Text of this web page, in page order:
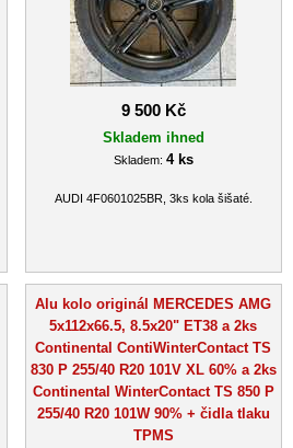
9 500 Kč
Skladem ihned
Skladem: 4 ks
AUDI 4F0601025BR, 3ks kola šišaté.
Alu kolo originál MERCEDES AMG
5x112x66.5, 8.5x20" ET38 a 2ks
Continental ContiWinterContact TS
830 P 255/40 R20 101V XL 60% a 2ks
Continental WinterContact TS 850 P
255/40 R20 101W 90% + čidla tlaku
TPMS